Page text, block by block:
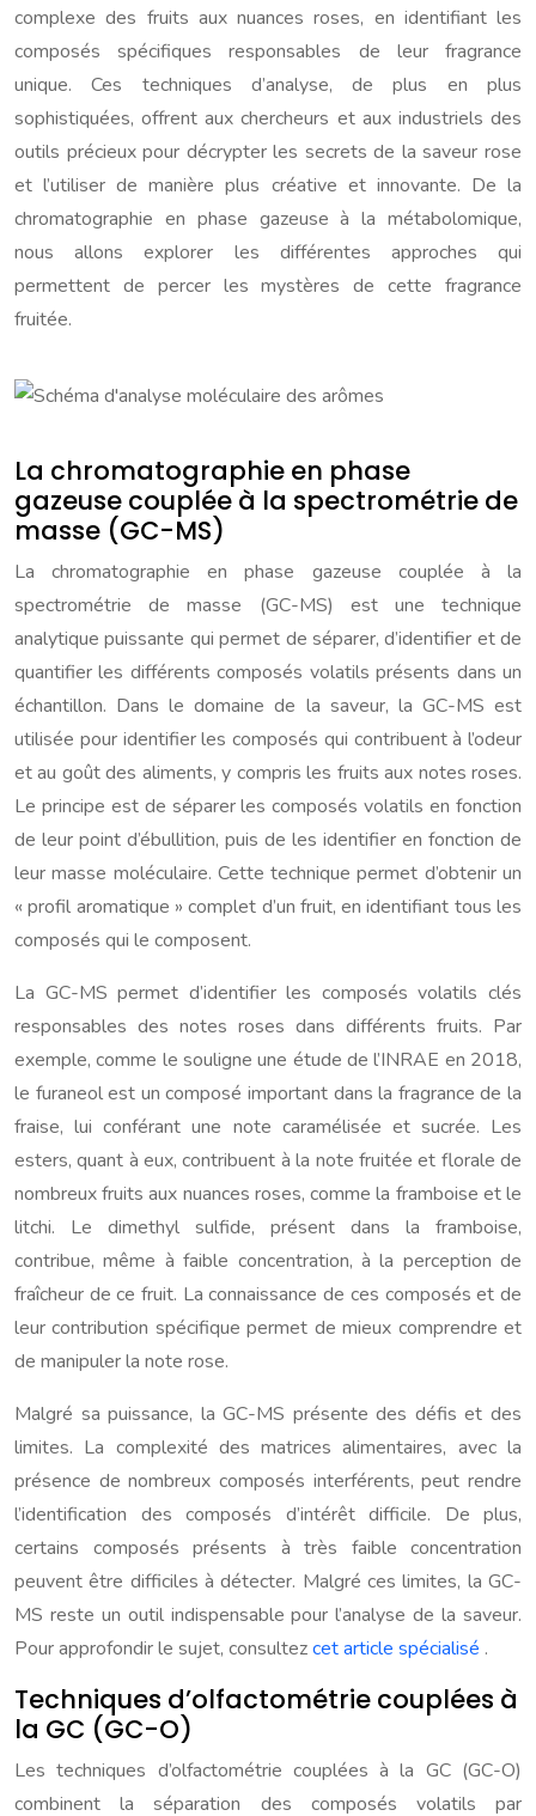
complexe des fruits aux nuances roses, en identifiant les
composés spécifiques responsables de leur fragrance
unique. Ces techniques d’analyse, de plus en plus
sophistiquées, offrent aux chercheurs et aux industriels des
outils précieux pour décrypter les secrets de la saveur rose
et l’utiliser de manière plus créative et innovante. De la
chromatographie en phase gazeuse à la métabolomique,
nous allons explorer les différentes approches qui
permettent de percer les mystères de cette fragrance
fruitée.
La chromatographie en phase
gazeuse couplée à la spectrométrie de
masse (GC-MS)
La chromatographie en phase gazeuse couplée à la
spectrométrie de masse (GC-MS) est une technique
analytique puissante qui permet de séparer, d’identifier et de
quantifier les différents composés volatils présents dans un
échantillon. Dans le domaine de la saveur, la GC-MS est
utilisée pour identifier les composés qui contribuent à l’odeur
et au goût des aliments, y compris les fruits aux notes roses.
Le principe est de séparer les composés volatils en fonction
de leur point d’ébullition, puis de les identifier en fonction de
leur masse moléculaire. Cette technique permet d’obtenir un
« profil aromatique » complet d’un fruit, en identifiant tous les
composés qui le composent.
La GC-MS permet d’identifier les composés volatils clés
responsables des notes roses dans différents fruits. Par
exemple, comme le souligne une étude de l’INRAE en 2018,
le furaneol est un composé important dans la fragrance de la
fraise, lui conférant une note caramélisée et sucrée. Les
esters, quant à eux, contribuent à la note fruitée et florale de
nombreux fruits aux nuances roses, comme la framboise et le
litchi. Le dimethyl sulfide, présent dans la framboise,
contribue, même à faible concentration, à la perception de
fraîcheur de ce fruit. La connaissance de ces composés et de
leur contribution spécifique permet de mieux comprendre et
de manipuler la note rose.
Malgré sa puissance, la GC-MS présente des défis et des
limites. La complexité des matrices alimentaires, avec la
présence de nombreux composés interférents, peut rendre
l’identification des composés d’intérêt difficile. De plus,
certains composés présents à très faible concentration
peuvent être difficiles à détecter. Malgré ces limites, la GC-
MS reste un outil indispensable pour l’analyse de la saveur.
Pour approfondir le sujet, consultezcet article spécialisé .
Techniques d’olfactométrie couplées à
la GC (GC-O)
Les techniques d’olfactométrie couplées à la GC (GC-O)
combinent la séparation des composés volatils par